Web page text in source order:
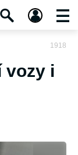
1918
vozy i